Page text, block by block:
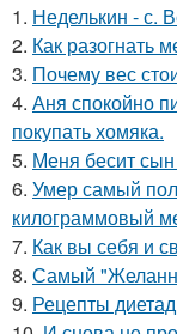
1. Неделькин - с.
2. Как разогнать
3. Почему вес
4. Аня спокойно
покупать хомяка.
5. Меня бесит
6. Умер самый
килограммовый
7. Как вы себя и
8. Самый
9. Рецепты